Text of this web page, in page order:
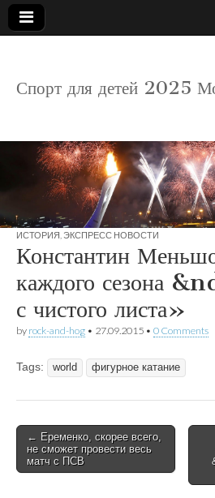
детский
Спорт для детей 2025
ИСТОРИЯ ЭКСПРЕСС НОВОСТИ
Константин
каждого сезона
с чистого листа»
by rock-and-hog • 27.09.2015 • 0 Comments
Tags: world фигурное катание
Post
navigation
← Еременко, скорее всего,
не сможет провести весь
матч с ПСВ